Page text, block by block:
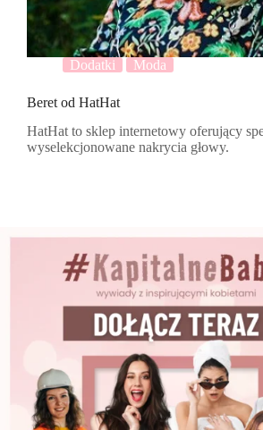
Dodatki Moda
Beret od HatHat
HatHat to sklep internetowy oferujący
wyselekcjonowane nakrycia głowy.